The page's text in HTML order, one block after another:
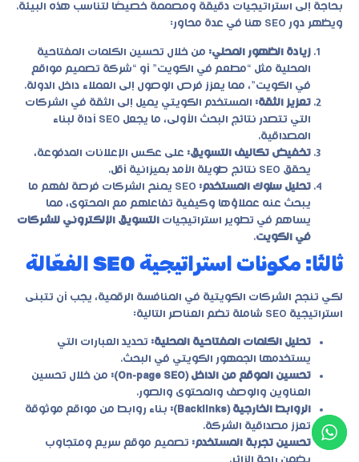
بحاجة إلى استراتيجيات دقيقة ومصممة خصيصًا لتناسب هذه البيئة.
ويظهر دور SEO هنا في عدة محاور:
زيادة الظهور المحلي: من خلال تحسين الكلمات المفتاحية
المحلية مثل “مطعم في الكويت” أو “شركة تصميم مواقع
في الكويت”، مما يعزز فرص الوصول إلى العملاء داخل الدولة.
تعزيز الثقة: المستخدم الكويتي يميل إلى الثقة في الشركات
التي تتصدر نتائج البحث الأولى، ما يجعل SEO أداة لبناء
المصداقية.
تخفيض تكاليف التسويق: على عكس الإعلانات المدفوعة،
يحقق SEO نتائج طويلة الأمد بميزانية أقل.
تحليل سلوك المستخدم:
SEO يمنح الشركات فرصة لفهم ما
يبحث عنه عملاؤها وكيفية تفاعلهم مع المحتوى، مما
يساهم في تطوير استراتيجيات التسويق الإلكتروني للشركات
في الكويت.
ثالثًا: مكونات استراتيجية SEO الفعّالة
لكي تنجح الشركات الكويتية في المنافسة الرقمية، يجب أن تتبنى
استراتيجية SEO شاملة تضم العناصر التالية:
تحليل الكلمات المفتاحية المحلية: تحديد العبارات التي
يستخدمها الجمهور الكويتي في البحث.
تحسين الموقع من الداخل (On-page SEO):
من خلال تحسين
العناوين والوصف والمحتوى والصور.
الروابط الخارجية (Backlinks):
بناء روابط من مواقع موثوقة
تعزز مصداقية الشركة.
تحسين تجربة المستخدم: تصميم موقع سريع ومتجاوب